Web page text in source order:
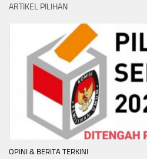
ARTIKEL PILIHAN
OPINI & BERITA TERKINI